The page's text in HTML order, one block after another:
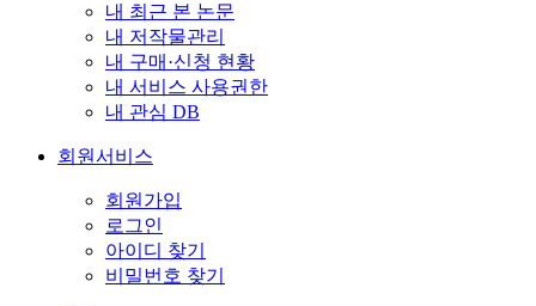
내 최근 본 논문
내 저작물관리
내 구매·신청 현황
내 서비스 사용권한
내 관심 DB
회원서비스
회원가입
로그인
아이디 찾기
비밀번호 찾기